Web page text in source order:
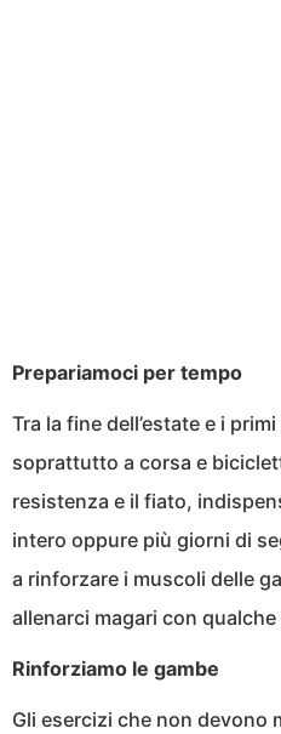
Prepariamoci per tempo
Tra la fine dell’estate e i
soprattutto a corsa e
resistenza e il fiato,
intero oppure più giorni di
a rinforzare i muscoli delle
allenarci magari con
Rinforziamo le gambe
Gli esercizi che non devono